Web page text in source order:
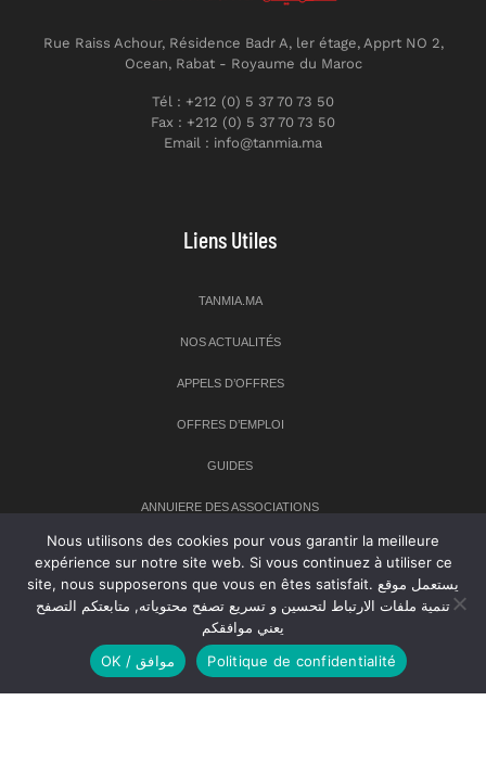
Rue Raiss Achour, Résidence Badr A, ler étage, Apprt NO 2,
Ocean, Rabat - Royaume du Maroc
Tél : +212 (0) 5 37 70 73 50
Fax : +212 (0) 5 37 70 73 50
Email : info@tanmia.ma
Liens Utiles
TANMIA.MA
NOS ACTUALITÉS
APPELS D’OFFRES
OFFRES D’EMPLOI
GUIDES
ANNUIERE DES ASSOCIATIONS
Newsletter
Inscrivez-vous à notre newsletter pour recevoir les dernières
nouvelles sur TANMIA
Nous utilisons des cookies pour vous garantir la meilleure
expérience sur notre site web. Si vous continuez à utiliser ce
site, nous supposerons que vous en êtes satisfait. يستعمل موقع
تنمية ملفات الارتباط لتحسين و تسريع تصفح محتوياته, متابعتكم التصفح
يعني موافقكم
OK / موافق
Politique de confidentialité